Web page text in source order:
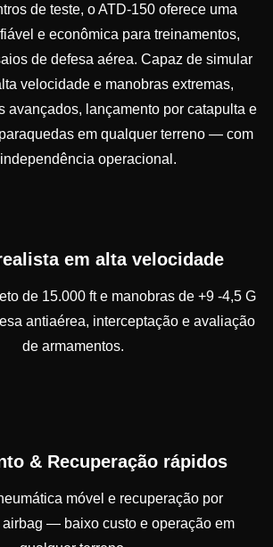
de teste, o ATD-150 oferece uma
e econômica para treinamentos,
de defesa aérea. Capaz de simular
velocidade e manobras extremas,
avançados, lançamento por catapulta e
em qualquer terreno — com
operacional.
em alta velocidade
de 15.000 ft e manobras de +9 -4,5 G
antiaérea, interceptação e avaliação
de armamentos.
& Recuperação rápidos
móvel e recuperação por
airbag — baixo custo e operação em